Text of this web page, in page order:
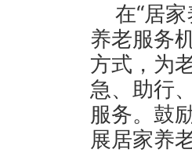
在“居
养老服务
方式，为
急、助行
服务。鼓
展居家养